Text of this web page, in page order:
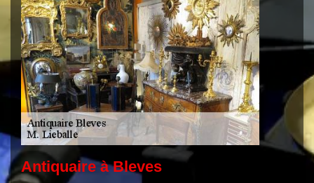
Antiquaire à Bleves